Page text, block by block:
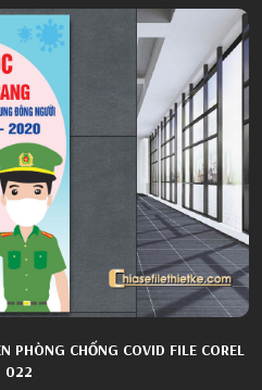
PHÒNG CHỐNG COVID FILE COREL
022